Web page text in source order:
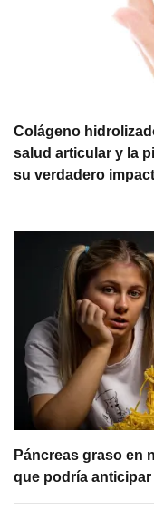
Colágeno
salud articular y la
su verdadero
Páncreas graso en
que podría